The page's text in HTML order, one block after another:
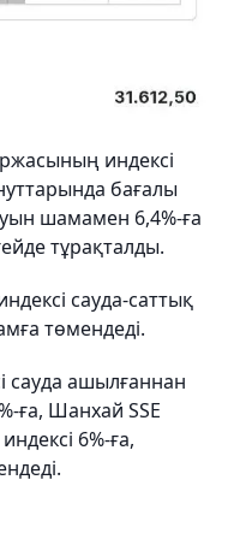
индексі
бағалы
шамамен 6,4%-ға
тұрақталды.
сауда-саттық
төмендеді.
сауда ашылғаннан
ға, Шанхай SSE
6%-ға,